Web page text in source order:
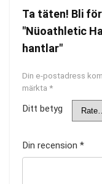
Ta täten! Bli
"Nüoathletic
hantlar"
Din e-postadress
märkta *
Ditt betyg
Din recension *